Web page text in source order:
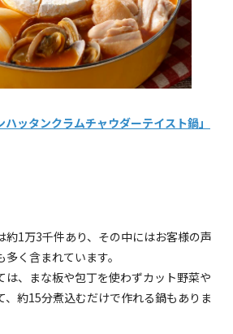
ハッタンクラムチャウダーテイスト鍋」
約1万3千件あり、その中にはお客様の声
く含まれています。
は、まな板や包丁を使わずカット野菜や
、約15分煮込むだけで作れる鍋もありま